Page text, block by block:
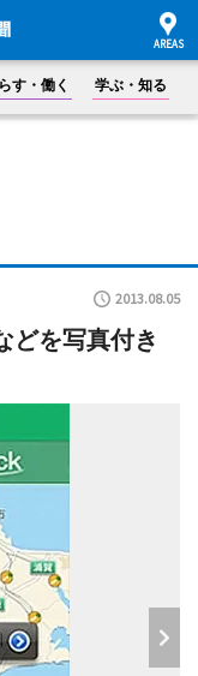
す・働く 学ぶ・知る
2013.08.05
どを写真付き